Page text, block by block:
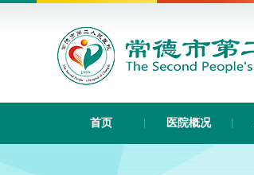
首页 医院概况